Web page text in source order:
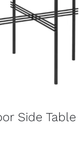
Side Table